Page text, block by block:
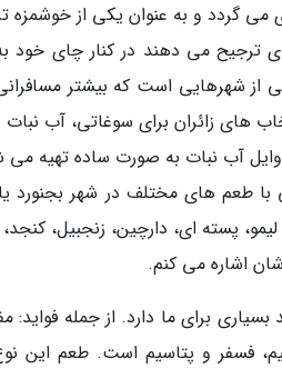
گردد و به عنوان یکی از خوشمزه
ترجیح می دهند در کنار چای خود
از شهرهایی است که بیشتر
های زائران برای سوغاتی، آب نبات
آب نبات به صورت ساده تهیه می
با طعم های مختلف در شهر بجنورد
پسته ای، دارچین، زنجبیل،
اشاره می کنم.
برای ما دارد. از جمله فواید:
فسفر و پتاسیم است. طعم این